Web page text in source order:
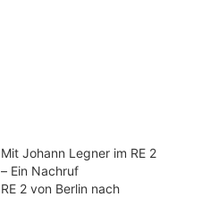
Mit Johann Legner im RE 2
– Ein Nachruf
RE 2 von Berlin nach